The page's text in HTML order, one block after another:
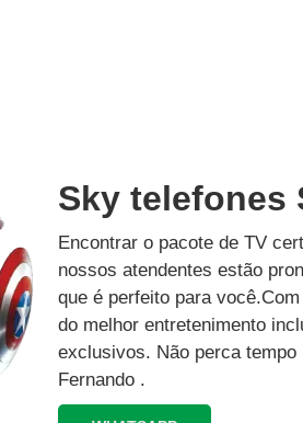
Sky telefones
Encontrar o pacote de TV
nossos atendentes estão
que é perfeito para
do melhor entretenimento
exclusivos.‍ Não perca
Fernando .